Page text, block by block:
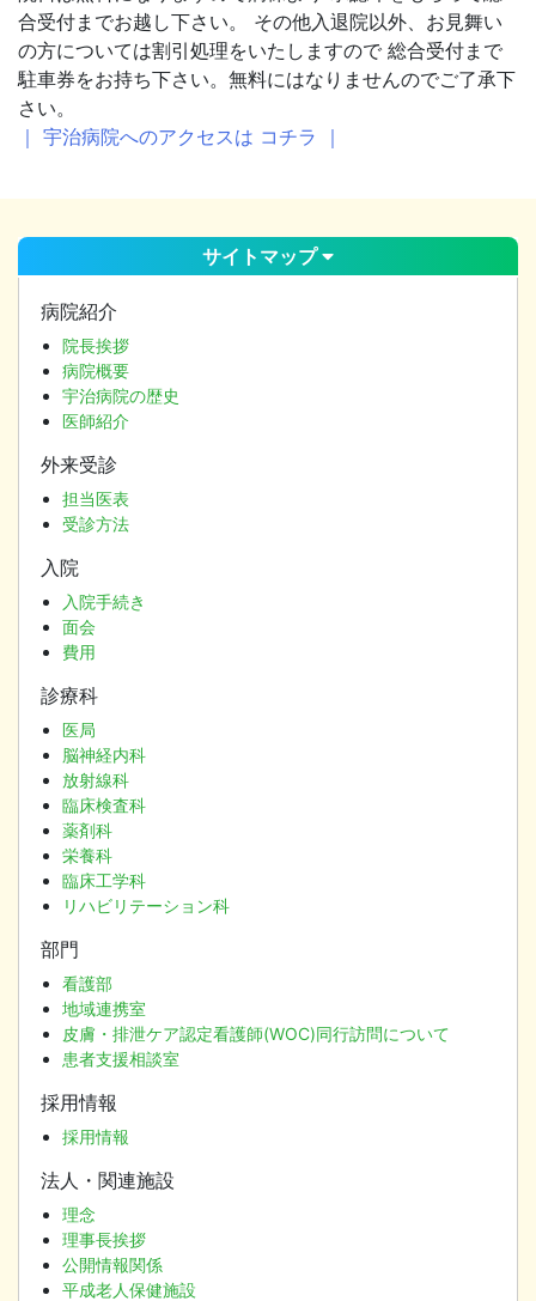
合受付までお越し下さい。 その他入退院以外、お見舞い
の方については割引処理をいたしますので 総合受付まで
駐車券をお持ち下さい。無料にはなりませんのでご了承下
さい。
｜ 宇治病院へのアクセスは コチラ ｜
サイトマップ
病院紹介
院長挨拶
病院概要
宇治病院の歴史
医師紹介
外来受診
担当医表
受診方法
入院
入院手続き
面会
費用
診療科
医局
脳神経内科
放射線科
臨床検査科
薬剤科
栄養科
臨床工学科
リハビリテーション科
部門
看護部
地域連携室
皮膚・排泄ケア認定看護師(WOC)同行訪問について
患者支援相談室
採用情報
採用情報
法人・関連施設
理念
理事長挨拶
公開情報関係
平成老人保健施設